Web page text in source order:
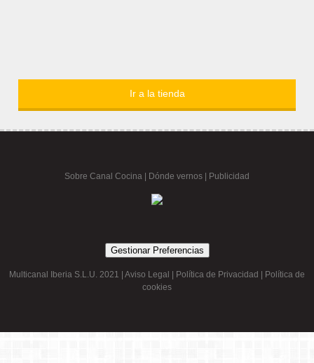
Ir a la tienda
Sobre Canal Cocina Dónde vernos | Publicidad
Gestionar Preferencias
Multicanal Iberia S.L.U. 2021 | Aviso Legal Política de Privacidad
Política de
cookies